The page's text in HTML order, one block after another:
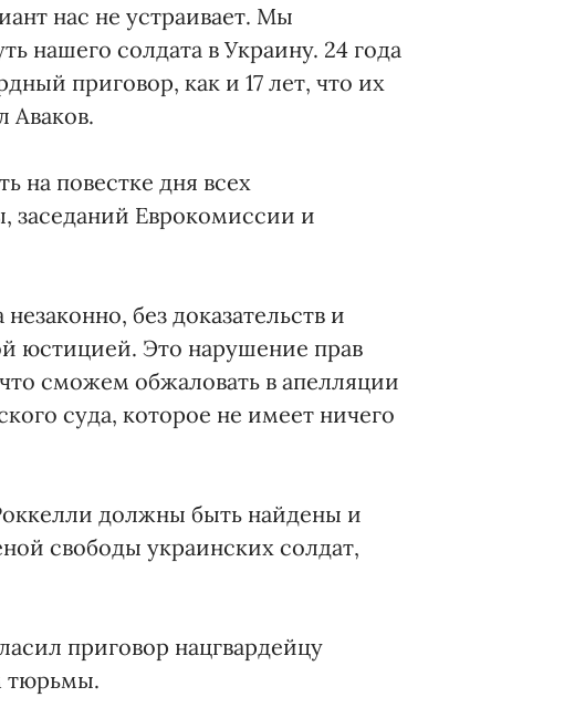
нас не устраивает. Мы
нашего солдата в Украину. 24 года
приговор, как и 17 лет, что их
Аваков.
на повестке дня всех
заседаний Еврокомиссии и
без доказательств и
юстицией. Это нарушение прав
сможем обжаловать в апелляции
суда, которое не имеет ничего
должны быть найдены и
свободы украинских солдат,
приговор нацгвардейцу
тюрьмы.